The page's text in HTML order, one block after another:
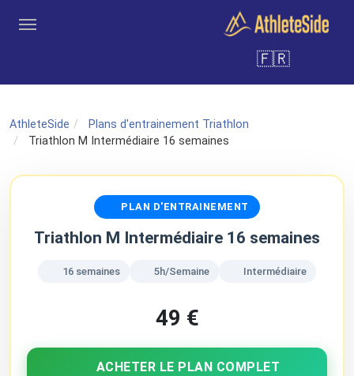
Inscription
🇫🇷
AthleteSide
Plans d'entrainement Triathlon
Triathlon M Intermédiaire 16 semaines
PLAN D'ENTRAINEMENT
Triathlon M Intermédiaire 16 semaines
16 semaines 5h/Semaine Intermédiaire
49 €
ACHETER LE PLAN COMPLET